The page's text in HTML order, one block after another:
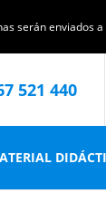
serán enviados
521 440